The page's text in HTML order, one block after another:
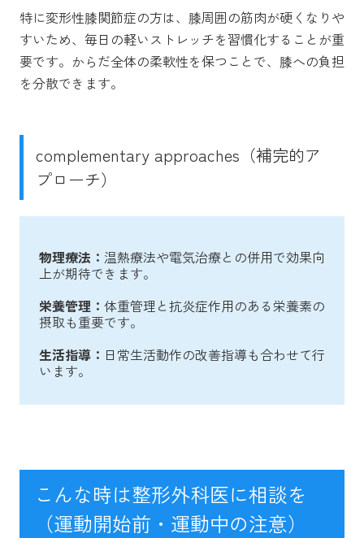
特に変形性膝関節症の方は、膝周囲の筋肉が硬くなりや
すいため、毎日の軽いストレッチを習慣化することが重
要です。からだ全体の柔軟性を保つことで、膝への負担
を分散できます。
complementary approaches（補完的ア
プローチ）
物理療法： 温熱療法や電気治療との併用で効果向
上が期待できます。
栄養管理： 体重管理と抗炎症作用のある栄養素の
摂取も重要です。
生活指導： 日常生活動作の改善指導も合わせて行
います。
こんな時は整形外科医に相談を
（運動開始前・運動中の注意）